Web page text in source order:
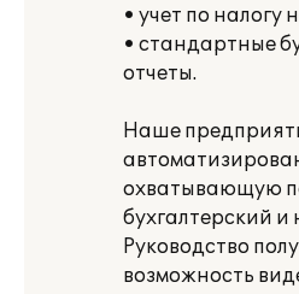
• учет по налогу
• стандартные
отчеты.
Наше
охватывающую
бухгалтерский и
Руководство
возможность